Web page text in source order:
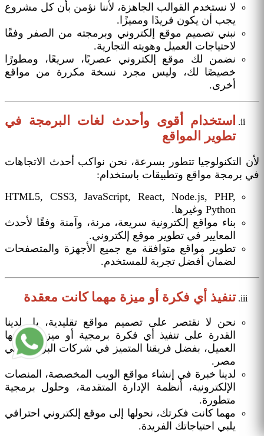
لا نستخدم القوالب الجاهزة، لأننا نؤمن بأن كل مشروع
يجب أن يكون فريدًا ومميزًا.
نبني تصميم موقع إلكتروني وبرمجته من الصفر وفقًا
لاحتياجات العميل وهويته التجارية.
نضمن لك موقع إلكتروني عصريًا، سريعًا، ومطورًا
خصيصًا لك، وليس مجرد نسخة مكررة من مواقع
أخرى.
استخدام أقوى وأحدث لغات البرمجة في
تطوير المواقع
لأن التكنولوجيا تتطور بسرعة، نحن نواكب أحدث الاتجاهات
في برمجة مواقع وتطبيقات باستخدام:
HTML5, CSS3, JavaScript, React, Node.js, PHP,
Python وغيرها.
بناء مواقع إلكترونية سريعة، مرنة، وآمنة وفقًا لأحدث
المعايير في تطوير موقع إلكتروني.
تطوير مواقع متوافقة مع جميع الأجهزة والمتصفحات
لضمان أفضل تجربة للمستخدم.
تنفيذ أي فكرة أو ميزة مهما كانت معقدة
نحن لا نقتصر على تصميم مواقع تقليدية، بل لدينا
القدرة على تنفيذ أي فكرة برمجية أو ميزة يحتاجها
العميل، بفضل فريقنا المتميز في شركات البرمجة في
مصر.
لدينا خبرة في إنشاء مواقع الويب المخصصة، المنصات
الإلكترونية، أنظمة الإدارة المتقدمة، وحلول برمجية
متطورة.
مهما كانت فكرتك، نحولها إلى موقع إلكتروني احترافي
يلبي احتياجاتك الفريدة.